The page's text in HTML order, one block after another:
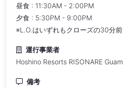
昼食 : 11:30AM - 2:00PM
夕食 : 5:30PM - 9:00PM
※L.O.はいずれもクローズの30分前
運行事業者
Hoshino Resorts RISONARE Guam
備考